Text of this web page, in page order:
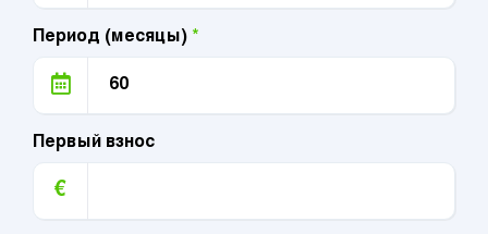
Период (месяцы) *
Первый взнос
€